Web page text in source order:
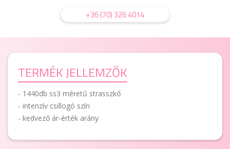
+36 (70) 326 4014
TERMÉK JELLEMZŐK
- 1440db ss3 méretű strasszkő
- intenzív csillogó szín
- kedvező ár-érték arány